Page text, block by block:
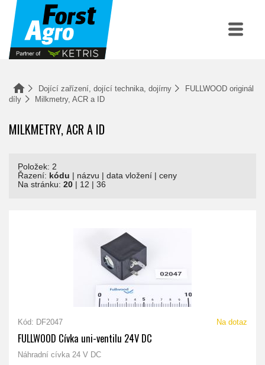
Dojící zařízení, dojící technika, dojírny
FULLWOOD originál
díly
Milkmetry, ACR a ID
MILKMETRY, ACR A ID
Položek: 2
Řazení: kódu názvu data vložení
ceny
Na stránku: 20 12 36
Kód: DF2047 Na dotaz
FULLWOOD Cívka uni-ventilu 24V DC
Náhradní cívka 24 V DC